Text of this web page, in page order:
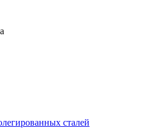
сталей